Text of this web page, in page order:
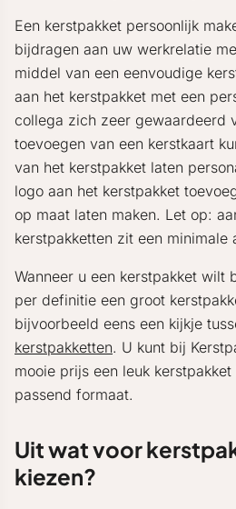
Een kerstpakket persoonlijk
bijdragen aan uw werkrelatie
middel van een eenvoudige
aan het kerstpakket met een
collega zich zeer gewaardeerd
toevoegen van een kerstkaart
van het kerstpakket laten
logo aan het kerstpakket
op maat laten maken. Let op:
kerstpakketten zit een minimale
Wanneer u een kerstpakket wilt
per definitie een groot
bijvoorbeeld eens een kijkje
kerstpakketten. U kunt bij
mooie prijs een leuk
passend formaat.
Uit wat voor
kiezen?